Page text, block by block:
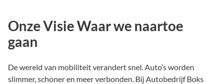
Onze Visie Waar we naartoe
gaan
De wereld van mobiliteit verandert snel. Auto’s worden
slimmer, schoner en meer verbonden. Bij Autobedrijf Boks